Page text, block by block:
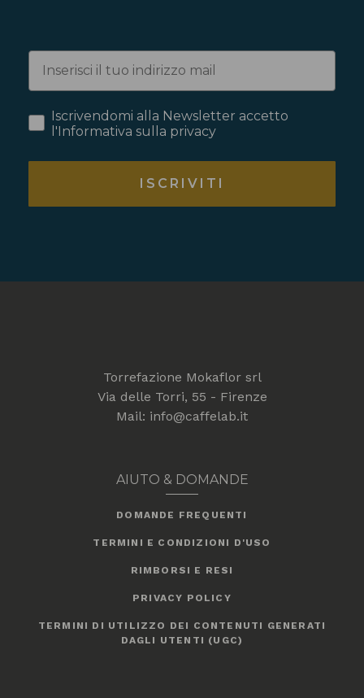
Iscrivendomi alla Newsletter accetto
l'Informativa sulla privacy
ISCRIVITI
Torrefazione Mokaflor srl
Via delle Torri, 55 - Firenze
Mail: info@caffelab.it
AIUTO & DOMANDE
DOMANDE FREQUENTI
TERMINI E CONDIZIONI D'USO
RIMBORSI E RESI
PRIVACY POLICY
TERMINI DI UTILIZZO DEI CONTENUTI GENERATI
DAGLI UTENTI (UGC)